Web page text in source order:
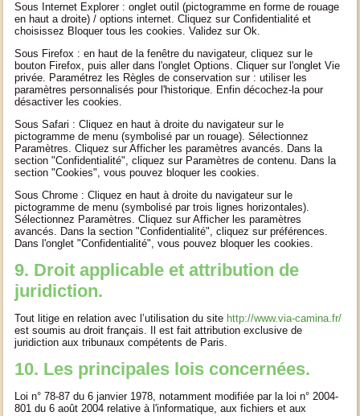
Sous Internet Explorer : onglet outil (pictogramme en forme de rouage
en haut a droite) / options internet. Cliquez sur Confidentialité et
choisissez Bloquer tous les cookies. Validez sur Ok.
Sous Firefox : en haut de la fenêtre du navigateur, cliquez sur le
bouton Firefox, puis aller dans l'onglet Options. Cliquer sur l'onglet Vie
privée. Paramétrez les Règles de conservation sur : utiliser les
paramètres personnalisés pour l'historique. Enfin décochez-la pour
désactiver les cookies.
Sous Safari : Cliquez en haut à droite du navigateur sur le
pictogramme de menu (symbolisé par un rouage). Sélectionnez
Paramètres. Cliquez sur Afficher les paramètres avancés. Dans la
section "Confidentialité", cliquez sur Paramètres de contenu. Dans la
section "Cookies", vous pouvez bloquer les cookies.
Sous Chrome : Cliquez en haut à droite du navigateur sur le
pictogramme de menu (symbolisé par trois lignes horizontales).
Sélectionnez Paramètres. Cliquez sur Afficher les paramètres
avancés. Dans la section "Confidentialité", cliquez sur préférences.
Dans l'onglet "Confidentialité", vous pouvez bloquer les cookies.
9. Droit applicable et attribution de
juridiction.
Tout litige en relation avec l’utilisation du site http://www.via-camina.fr/
est soumis au droit français. Il est fait attribution exclusive de
juridiction aux tribunaux compétents de Paris.
10. Les principales lois concernées.
Loi n° 78-87 du 6 janvier 1978, notamment modifiée par la loi n° 2004-
801 du 6 août 2004 relative à l'informatique, aux fichiers et aux